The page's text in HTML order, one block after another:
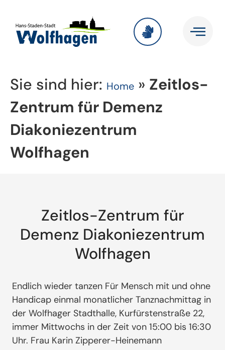
Sie sind hier: Home » Zeitlos-
Zentrum für Demenz
Diakoniezentrum
Wolfhagen
Zeitlos-Zentrum für
Demenz Diakoniezentrum
Wolfhagen
Endlich wieder tanzen Für Mensch mit und ohne
Handicap einmal monatlicher Tanznachmittag in
der Wolfhager Stadthalle, Kurfürstenstraße 22,
immer Mittwochs in der Zeit von 15:00 bis 16:30
Uhr. Frau Karin Zipperer-Heinemann